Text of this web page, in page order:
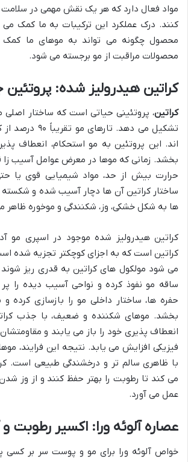
مواد فعال دارد که هر یک نقش مهمی در سلامت
کنند. درک عملکرد این ترکیبات به ما کمک می
محصول چگونه می تواند به موهای ما کمک
محصولات مراقبت از مو برجسته می شود.
کراتین هیدرولیز شده: پروتئین
کراتین، پروتئینی حیاتی است که ساختار اصلی
تشکیل می دهد.
اند. این پروتئین به مو استحکام، انعطاف
بخشد. زمانی که موها در معرض عوامل آسیب زا
حرارت بیش از حد، مواد شیمیایی قوی یا
ساختار کراتین آن ها دچار آسیب شده و
ها به شکل خشکی، وز، شکنندگی و موخوره ظاهر
کراتین هیدرولیز شده موجود در اسپری مو
کراتین است که به اجزای کوچکتر تجزیه شده
می شود مولکول های کراتین به قدری ریز
ساقه مو نفوذ کرده و نواحی آسیب دیده را
حفره ها، ساختار داخلی مو را بازسازی کرده
بخشد. موهای شکننده و ضعیف، با جذب
انعطاف پذیری خود را باز می یابند و
فیزیکی افزایش می یابد. نتیجه این فرایند،
با ظاهری سالم تر و درخشندگی طبیعی است.
می کند تا رطوبت را بهتر حفظ کنند و از وز
عمل می آورد.
عصاره آلوئه ورا: اکسیر رطوبت
خواص آلوئه ورا برای مو و پوست سر بر